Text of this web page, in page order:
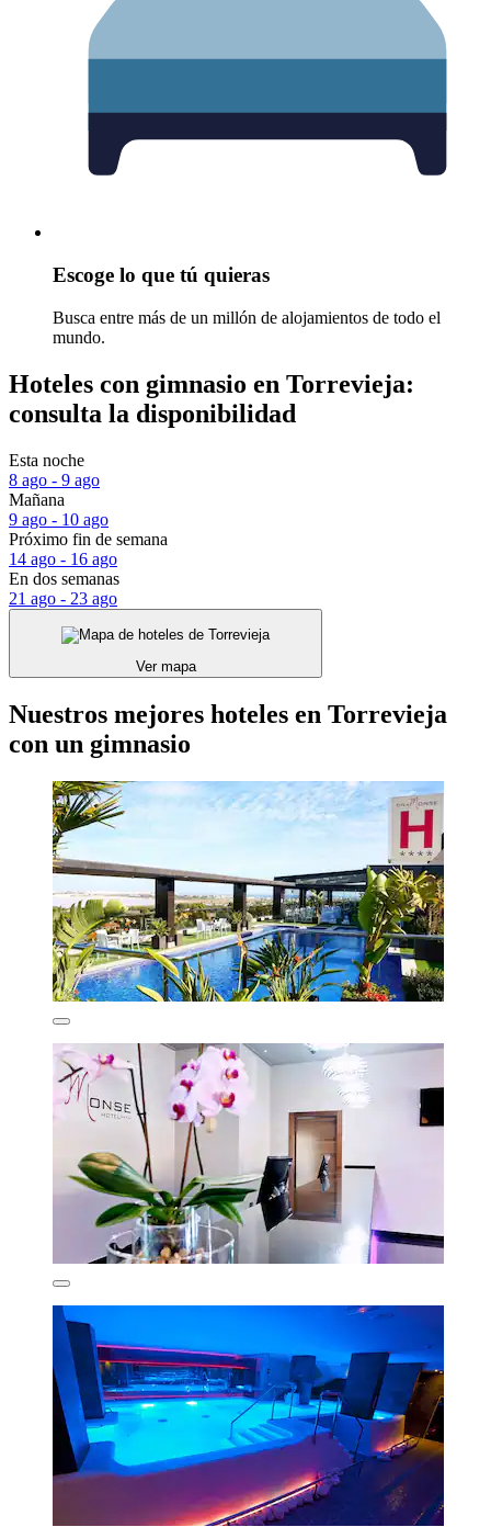
Escoge lo que tú quieras
Busca entre más de un millón de alojamientos de todo el
mundo.
Hoteles con gimnasio en Torrevieja:
consulta la disponibilidad
Esta noche
8 ago - 9 ago
Mañana
9 ago - 10 ago
Próximo fin de semana
14 ago - 16 ago
En dos semanas
21 ago - 23 ago
Ver mapa
Nuestros mejores hoteles en Torrevieja
con un gimnasio